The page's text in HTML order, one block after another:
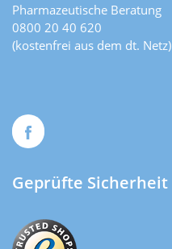
Pharmazeutische Beratung
0800 20 40 620
(kostenfrei aus dem dt. Netz)
Geprüfte Sicherheit